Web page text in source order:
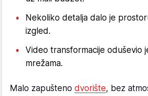
Nekoliko detalja dalo je
izgled.
Video transformacije oduševio
mrežama.
Malo zapušteno dvorište, bez